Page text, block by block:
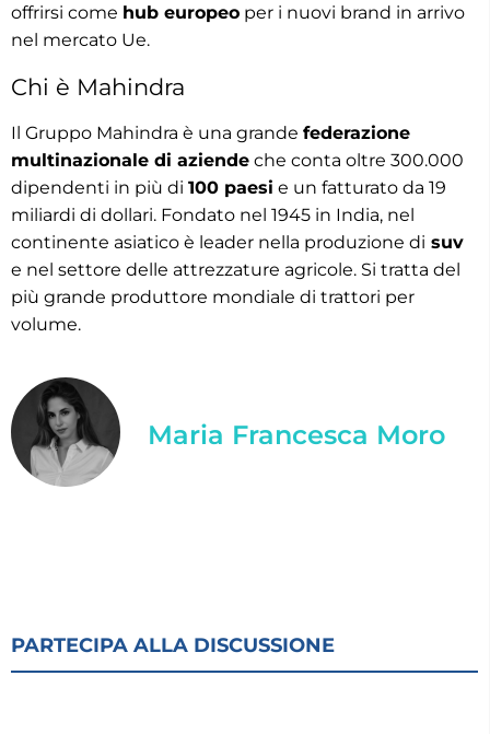
offrirsi come hub europeo per i nuovi brand in arrivo
nel mercato Ue.
Chi è Mahindra
Il Gruppo Mahindra è una grande federazione
multinazionale di aziende che conta oltre 300.000
dipendenti in più di 100 paesi e un fatturato da 19
miliardi di dollari. Fondato nel 1945 in India, nel
continente asiatico è leader nella produzione di suv
e nel settore delle attrezzature agricole. Si tratta del
più grande produttore mondiale di trattori per
volume.
Maria Francesca Moro
PARTECIPA ALLA DISCUSSIONE